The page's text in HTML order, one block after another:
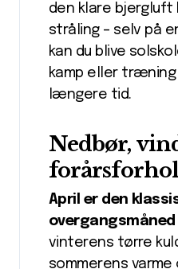
den klare bjergluft
stråling – selv på
kan du blive
kamp eller træning
længere tid.
Nedbør,
April er den
overgangsmåned
vinterens tørre
sommerens varme